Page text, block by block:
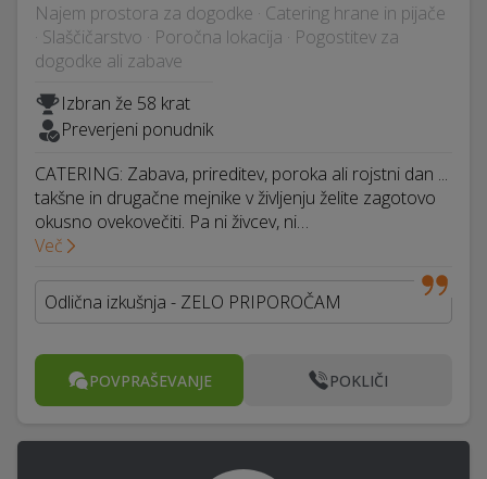
Najem prostora za dogodke · Catering hrane in pijače
· Slaščičarstvo · Poročna lokacija · Pogostitev za
dogodke ali zabave
Izbran že 58 krat
Preverjeni ponudnik
CATERING: Zabava, prireditev, poroka ali rojstni dan ...
takšne in drugačne mejnike v življenju želite zagotovo
okusno ovekovečiti. Pa ni živcev, ni…
Več
Odlična izkušnja - ZELO PRIPOROČAM
POVPRAŠEVANJE POKLIČI